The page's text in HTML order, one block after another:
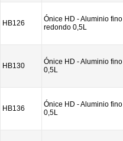
HB126
Ónice HD - Aluminio fino
redondo 0,5L
HB130
Ónice HD - Aluminio fino
0,5L
HB136
Ónice HD - Aluminio fino
0,5L